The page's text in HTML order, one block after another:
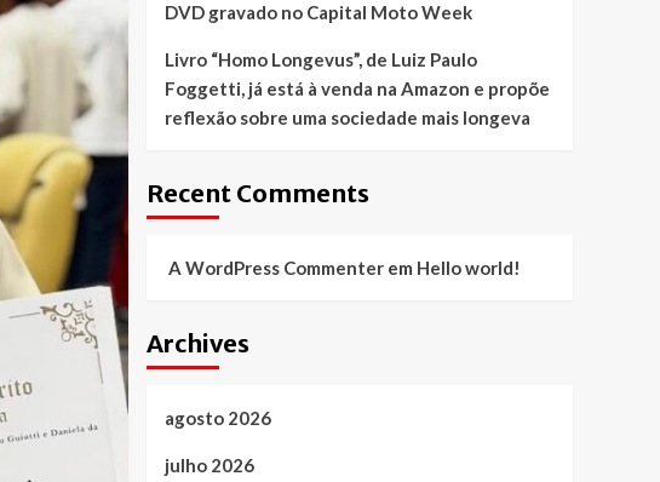
DVD gravado no Capital Moto Week
Livro “Homo Longevus”, de Luiz Paulo
Foggetti, já está à venda na Amazon e propõe
reflexão sobre uma sociedade mais longeva
Recent Comments
A WordPress Commenterem Hello world!
Archives
agosto 2026
julho 2026